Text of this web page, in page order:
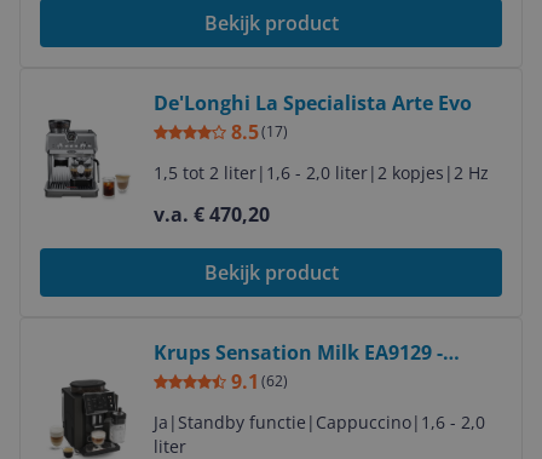
Bekijk product
De'Longhi La Specialista Arte Evo
8.5(17)
1,5 tot 2 liter| 1,6 - 2,0 liter|2 kopjes |2 Hz
v.a. € 470,20
Bekijk product
Krups Sensation Milk EA9129 -
Volautomatische espressomachine
- Zwart
9.1 (62)
Ja | Standby functie | Cappuccino| 1,6 - 2,0
liter